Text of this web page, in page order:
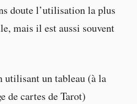
doute l’utilisation la plus
mais il est aussi souvent
utilisant un tableau (à la
de cartes de Tarot)